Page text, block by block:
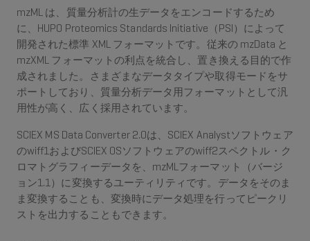
mzML は、質量分析計の生データをエンコードするため
に、HUPO Proteomics Standards Initiative（PSI）によって
開発された標準 XML フォーマットです。従来の mzData と
mzXML フォーマットの利点を統合し、置き換える目的で作
成されました。さまざまなデータタイプや取得モードをサ
ポートしており、質量分析データ用フォーマットとして汎
用性が高く、広く採用されています。
SCIEX MS Data Converter 2.0は、SCIEX Analystソフトウェア
のwiff1およびSCIEX OSソフトウェアのwiff2スペクトル・ク
ロマトグラフィーデータを、mzMLフォーマット（バージ
ョン1.1）に変換するユーティリティです。データをそのま
ま変換することも、変換時にデータ処理を行ってピークリ
ストを出力することもできます。